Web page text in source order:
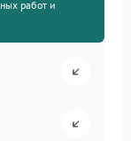
работ и